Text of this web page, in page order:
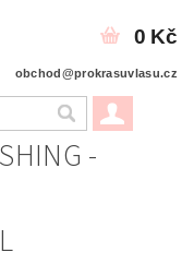
obchod@prokrasuvlasu.cz
0 Kč
-